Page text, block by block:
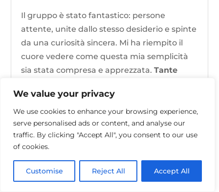
We value your privacy
We use cookies to enhance your browsing experience,
serve personalised ads or content, and analyse our
traffic. By clicking "Accept All", you consent to our use
of cookies.
Customise Reject All Accept All
Il gruppo è stato fantastico: persone
attente, unite dallo stesso desiderio e spinte
da una curiosità sincera. Mi ha riempito il
cuore vedere come questa mia semplicità
sia stata compresa e apprezzata.Tante
minuto ha dovuto rinunciare per forza
maggiore, lo spirito della giornata è rimasto
intatto. A chi non è potuto esserci, va il mio
pensiero: spero davvero di potervi
accogliere in uno dei prossimi
respirare e stare bene, semplicemente